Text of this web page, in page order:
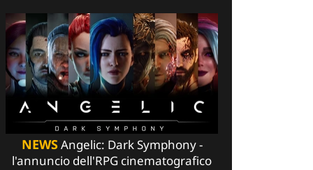
NEWSAngelic: Dark Symphony -
l'annuncio dell'RPG cinematografico